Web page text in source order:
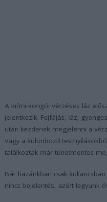
A krími-kongói vérzéses láz
jelentkezik. Fejfájás, láz,
után kezdenek megjelenni a
vagy a különböző
találkoztak már tünetmentes
Bár hazánkban csak
nincs bejelentés, azért legyünk